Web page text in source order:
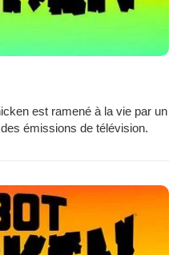
est ramené à la vie par un
émissions de télévision.